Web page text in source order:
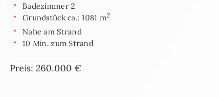
Badezimmer 2
Grundstück ca.: 1081 m2
Nahe am Strand
10 Min. zum Strand
Preis: 260.000 €